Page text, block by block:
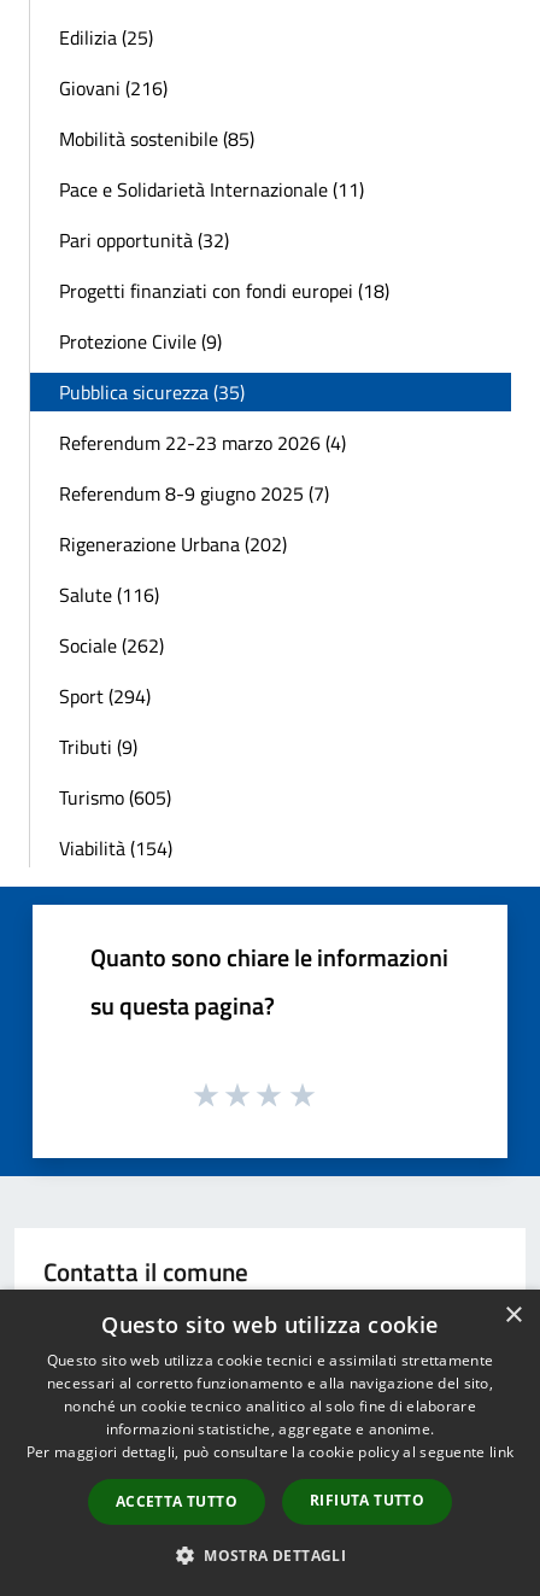
Edilizia (25)
Giovani (216)
Mobilità sostenibile (85)
Pace e Solidarietà Internazionale (11)
Pari opportunità (32)
Progetti finanziati con fondi europei (18)
Protezione Civile (9)
Pubblica sicurezza (35)
Referendum 22-23 marzo 2026 (4)
Referendum 8-9 giugno 2025 (7)
Rigenerazione Urbana (202)
Salute (116)
Sociale (262)
Sport (294)
Tributi (9)
Turismo (605)
Viabilità (154)
Quanto sono chiare le informazioni
su questa pagina?
Contatta il comune
Leggi le domande frequenti
Richiedi Assistenza
Chiama il comune 0541 608111
Prenota un appuntamento
Problemi in città
×
Questo sito web utilizza cookie
Questo sito web utilizza cookie tecnici e assimilati strettamente
necessari al corretto funzionamento e alla navigazione del sito,
nonché un cookie tecnico analitico al solo fine di elaborare
informazioni statistiche, aggregate e anonime.
Per maggiori dettagli, può consultare la cookie policy al seguente link
ACCETTA TUTTO RIFIUTA TUTTO
MOSTRA DETTAGLI